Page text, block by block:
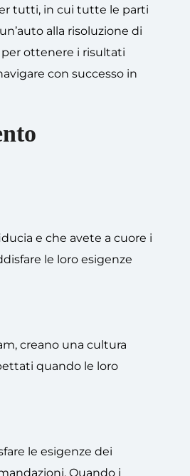
tutti, in cui tutte le parti
alla risoluzione di
ottenere i risultati
con successo in
e che avete a cuore i
le loro esigenze
creano una cultura
quando le loro
le esigenze dei
Quando i